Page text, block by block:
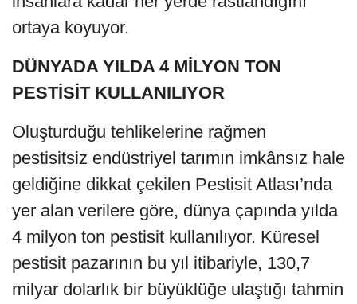
ortaya koyuyor.
DÜNYADA YILDA 4 MİLYON TON
PESTİSİT KULLANILIYOR
Oluşturduğu tehlikelerine rağmen
pestisitsiz endüstriyel tarımın imkânsız hale
geldiğine dikkat çekilen Pestisit Atlası’nda
yer alan verilere göre, dünya çapında yılda
4 milyon ton pestisit kullanılıyor. Küresel
pestisit pazarının bu yıl itibariyle, 130,7
milyar dolarlık bir büyüklüğe ulaştığı tahmin